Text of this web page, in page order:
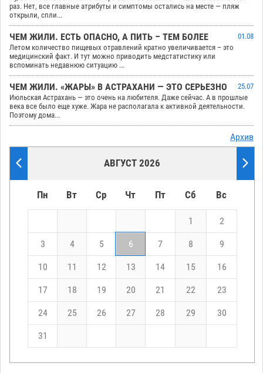
раз. Нет, все главные атрибуты и симптомы остались на месте — пляж
открыли, спли...
ЧЕМ ЖИЛИ. ЕСТЬ ОПАСНО, А ПИТЬ – ТЕМ БОЛЕЕ
01.08
Летом количество пищевых отравлений кратно увеличивается – это
медицинский факт. И тут можно приводить медстатистику или
вспоминать недавнюю ситуацию ...
ЧЕМ ЖИЛИ. «ЖАРЫ» В АСТРАХАНИ — ЭТО СЕРЬЕЗНО
25.07
Июльская Астрахань — это очень на любителя. Даже сейчас. А в прошлые
века все было еще хуже. Жара не располагала к активной деятельности.
Поэтому дома...
Архив
АВГУСТ 2026
Пн Вт Ср Чт Пт Сб Вс
1 2
3 4 5 6 7 8 9
10 11 12 13 14 15 16
17 18 19 20 21 22 23
24 25 26 27 28 29 30
31